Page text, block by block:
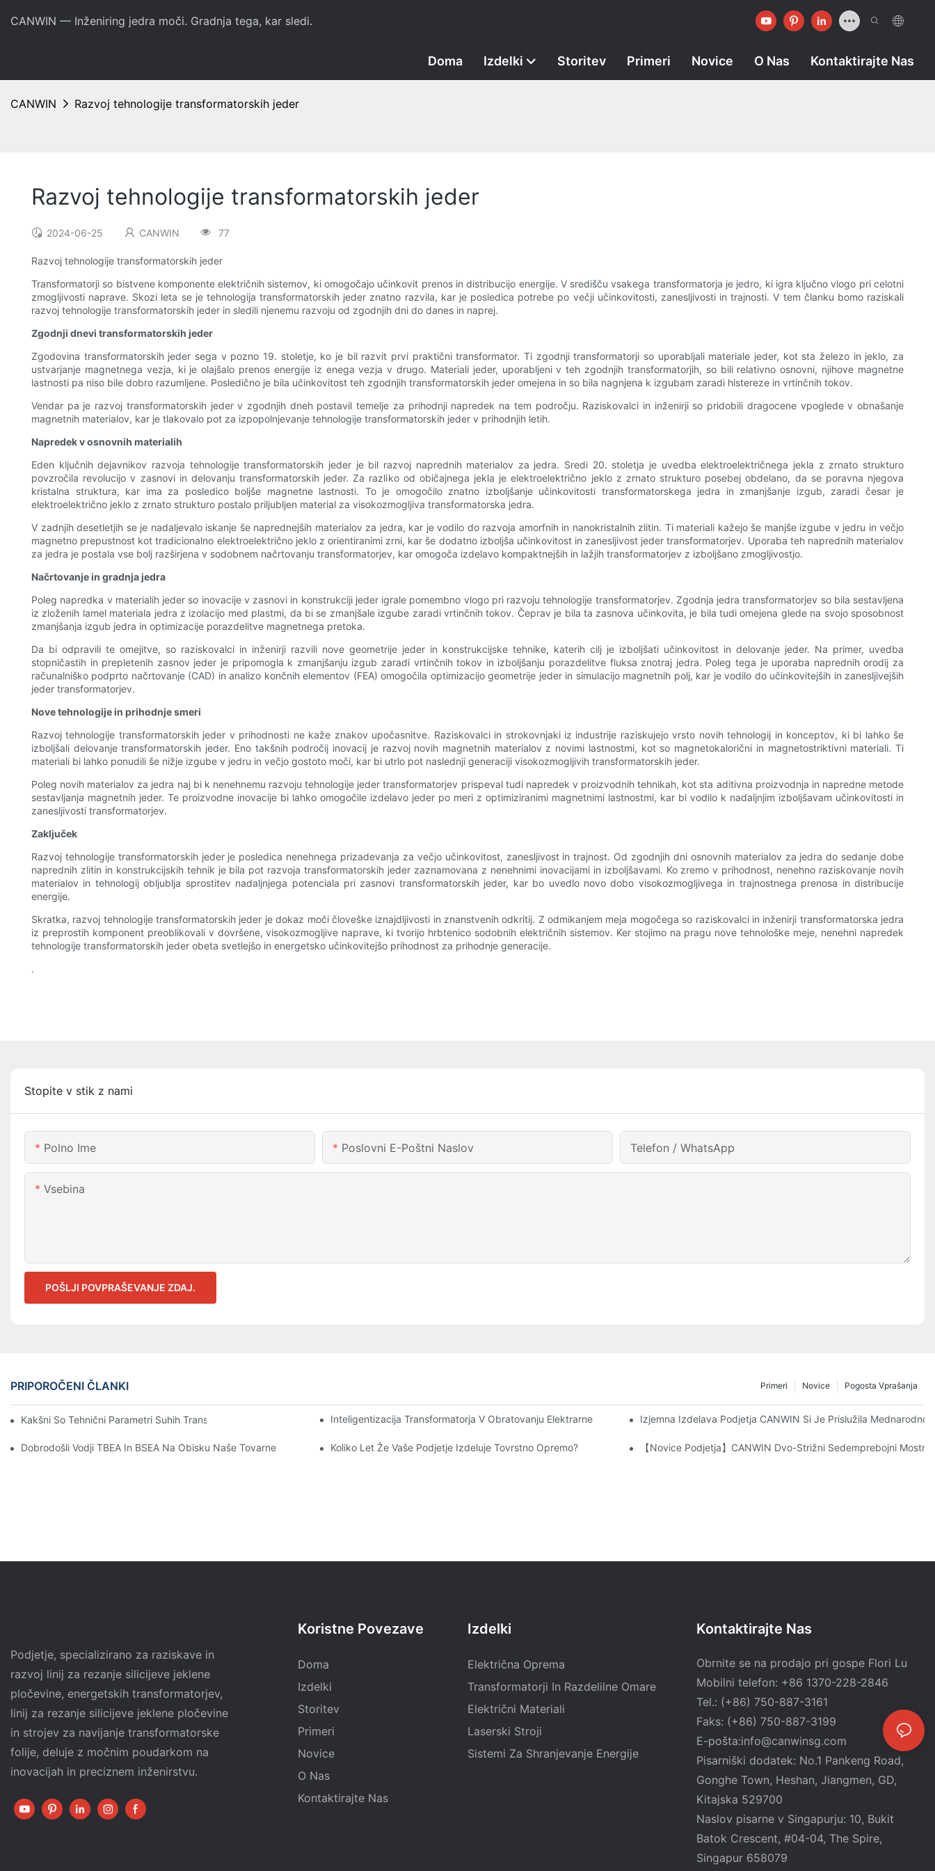
CANWIN — Inženiring jedra moči. Gradnja tega, kar sledi.
Doma Izdelki Storitev Primeri Novice O Nas Kontaktirajte Nas
CANWIN Razvoj tehnologije transformatorskih jeder
Razvoj tehnologije transformatorskih jeder
2024-06-25 CANWIN 77
Razvoj tehnologije transformatorskih jeder
Transformatorji so bistvene komponente električnih sistemov, ki omogočajo učinkovit prenos in distribucijo energije. V središču vsakega transformatorja je jedro, ki igra ključno vlogo pri celotni
zmogljivosti naprave. Skozi leta se je tehnologija transformatorskih jeder znatno razvila, kar je posledica potrebe po večji učinkovitosti, zanesljivosti in trajnosti. V tem članku bomo raziskali
razvoj tehnologije transformatorskih jeder in sledili njenemu razvoju od zgodnjih dni do danes in naprej.
Zgodnji dnevi transformatorskih jeder
Zgodovina transformatorskih jeder sega v pozno 19. stoletje, ko je bil razvit prvi praktični transformator. Ti zgodnji transformatorji so uporabljali materiale jeder, kot sta železo in jeklo, za
ustvarjanje magnetnega vezja, ki je olajšalo prenos energije iz enega vezja v drugo. Materiali jeder, uporabljeni v teh zgodnjih transformatorjih, so bili relativno osnovni, njihove magnetne
lastnosti pa niso bile dobro razumljene. Posledično je bila učinkovitost teh zgodnjih transformatorskih jeder omejena in so bila nagnjena k izgubam zaradi histereze in vrtinčnih tokov.
Vendar pa je razvoj transformatorskih jeder v zgodnjih dneh postavil temelje za prihodnji napredek na tem področju. Raziskovalci in inženirji so pridobili dragocene vpoglede v obnašanje
magnetnih materialov, kar je tlakovalo pot za izpopolnjevanje tehnologije transformatorskih jeder v prihodnjih letih.
Napredek v osnovnih materialih
Eden ključnih dejavnikov razvoja tehnologije transformatorskih jeder je bil razvoj naprednih materialov za jedra. Sredi 20. stoletja je uvedba elektroelektričnega jekla z zrnato strukturo
povzročila revolucijo v zasnovi in ​​delovanju transformatorskih jeder. Za razliko od običajnega jekla je elektroelektrično jeklo z zrnato strukturo posebej obdelano, da se poravna njegova
kristalna struktura, kar ima za posledico boljše magnetne lastnosti. To je omogočilo znatno izboljšanje učinkovitosti transformatorskega jedra in zmanjšanje izgub, zaradi česar je
elektroelektrično jeklo z zrnato strukturo postalo priljubljen material za visokozmogljiva transformatorska jedra.
V zadnjih desetletjih se je nadaljevalo iskanje še naprednejših materialov za jedra, kar je vodilo do razvoja amorfnih in nanokristalnih zlitin. Ti materiali kažejo še manjše izgube v jedru in večjo
magnetno prepustnost kot tradicionalno elektroelektrično jeklo z orientiranimi zrni, kar še dodatno izboljša učinkovitost in zanesljivost jeder transformatorjev. Uporaba teh naprednih materialov
za jedra je postala vse bolj razširjena v sodobnem načrtovanju transformatorjev, kar omogoča izdelavo kompaktnejših in lažjih transformatorjev z izboljšano zmogljivostjo.
Načrtovanje in gradnja jedra
Poleg napredka v materialih jeder so inovacije v zasnovi in ​​konstrukciji jeder igrale pomembno vlogo pri razvoju tehnologije transformatorjev. Zgodnja jedra transformatorjev so bila sestavljena
iz zloženih lamel materiala jedra z izolacijo med plastmi, da bi se zmanjšale izgube zaradi vrtinčnih tokov. Čeprav je bila ta zasnova učinkovita, je bila tudi omejena glede na svojo sposobnost
zmanjšanja izgub jedra in optimizacije porazdelitve magnetnega pretoka.
Da bi odpravili te omejitve, so raziskovalci in inženirji razvili nove geometrije jeder in konstrukcijske tehnike, katerih cilj je izboljšati učinkovitost in delovanje jeder. Na primer, uvedba
stopničastih in prepletenih zasnov jeder je pripomogla k zmanjšanju izgub zaradi vrtinčnih tokov in izboljšanju porazdelitve fluksa znotraj jedra. Poleg tega je uporaba naprednih orodij za
računalniško podprto načrtovanje (CAD) in analizo končnih elementov (FEA) omogočila optimizacijo geometrije jeder in simulacijo magnetnih polj, kar je vodilo do učinkovitejših in zanesljivejših
jeder transformatorjev.
Nove tehnologije in prihodnje smeri
Razvoj tehnologije transformatorskih jeder v prihodnosti ne kaže znakov upočasnitve. Raziskovalci in strokovnjaki iz industrije raziskujejo vrsto novih tehnologij in konceptov, ki bi lahko še
izboljšali delovanje transformatorskih jeder. Eno takšnih področij inovacij je razvoj novih magnetnih materialov z novimi lastnostmi, kot so magnetokalorični in magnetostriktivni materiali. Ti
materiali bi lahko ponudili še nižje izgube v jedru in večjo gostoto moči, kar bi utrlo pot naslednji generaciji visokozmogljivih transformatorskih jeder.
Poleg novih materialov za jedra naj bi k nenehnemu razvoju tehnologije jeder transformatorjev prispeval tudi napredek v proizvodnih tehnikah, kot sta aditivna proizvodnja in napredne metode
sestavljanja magnetnih jeder. Te proizvodne inovacije bi lahko omogočile izdelavo jeder po meri z optimiziranimi magnetnimi lastnostmi, kar bi vodilo k nadaljnjim izboljšavam učinkovitosti in
zanesljivosti transformatorjev.
Zaključek
Razvoj tehnologije transformatorskih jeder je posledica nenehnega prizadevanja za večjo učinkovitost, zanesljivost in trajnost. Od zgodnjih dni osnovnih materialov za jedra do sedanje dobe
naprednih zlitin in konstrukcijskih tehnik je bila pot razvoja transformatorskih jeder zaznamovana z nenehnimi inovacijami in izboljšavami. Ko zremo v prihodnost, nenehno raziskovanje novih
materialov in tehnologij obljublja sprostitev nadaljnjega potenciala pri zasnovi transformatorskih jeder, kar bo uvedlo novo dobo visokozmogljivega in trajnostnega prenosa in distribucije
energije.
Skratka, razvoj tehnologije transformatorskih jeder je dokaz moči človeške iznajdljivosti in znanstvenih odkritij. Z odmikanjem meja mogočega so raziskovalci in inženirji transformatorska jedra
iz preprostih komponent preoblikovali v dovršene, visokozmogljive naprave, ki tvorijo hrbtenico sodobnih električnih sistemov. Ker stojimo na pragu nove tehnološke meje, nenehni napredek
tehnologije transformatorskih jeder obeta svetlejšo in energetsko učinkovitejšo prihodnost za prihodnje generacije.
.
Stopite v stik z nami
Polno Ime Poslovni E-Poštni Naslov Telefon / WhatsApp
Vsebina
POŠLJI POVPRAŠEVANJE ZDAJ.
PRIPOROČENI ČLANKI Pogosta Vprašanja
Novice
Primeri
Kakšni So Tehnični Parametri Suhih Transformatorjev? Kakšne So Njihove Funkcije?1Inteligentizacija Transformatorja V Obratovanju Elektrarne Izjemna Izdelava Podjetja CANWIN Si Je Prislužila Mednarodno
Dobrodošli Vodji TBEA In BSEA Na Obisku Naše Tovarne Koliko Let Že Vaše Podjetje Izdeluje Tovrstno Opremo? 【Novice Podjetja】CANWIN Dvo-Strižni Sedemprebojni
Podjetje, specializirano za raziskave in
razvoj linij za rezanje silicijeve jeklene
pločevine, energetskih transformatorjev,
linij za rezanje silicijeve jeklene pločevine
in strojev za navijanje transformatorske
folije, deluje z močnim poudarkom na
inovacijah in preciznem inženirstvu.
Koristne Povezave
Doma
Izdelki
Storitev
Primeri
Novice
O Nas
Kontaktirajte Nas
Izdelki
Električna Oprema
Transformatorji In Razdelilne Omare
Električni Materiali
Laserski Stroji
Sistemi Za Shranjevanje Energije
Kontaktirajte Nas
Obrnite se na prodajo pri gospe Flori Lu
Mobilni telefon: +86 1370-228-2846
Tel.: (+86) 750-887-3161
Faks: (+86) 750-887-3199
E-pošta:info@canwinsg.com
Pisarniški dodatek: No.1 Pankeng Road,
Gonghe Town, Heshan, Jiangmen, GD,
Kitajska 529700
Naslov pisarne v Singapurju: 10, Bukit
Batok Crescent, #04-04, The Spire,
Singapur 658079